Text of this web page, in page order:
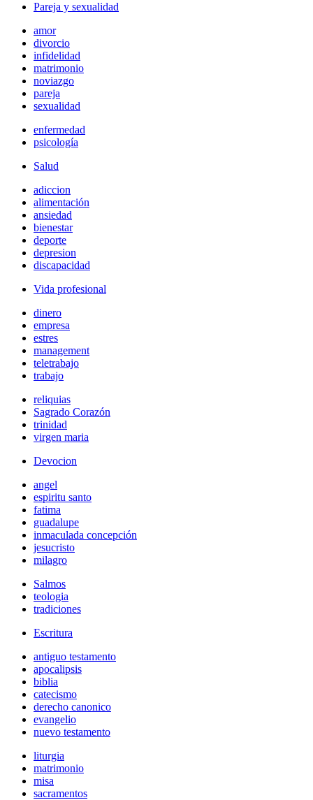
Pareja y sexualidad
amor
divorcio
infidelidad
matrimonio
noviazgo
pareja
sexualidad
enfermedad
psicología
Salud
adiccion
alimentación
ansiedad
bienestar
deporte
depresion
discapacidad
Vida profesional
dinero
empresa
estres
management
teletrabajo
trabajo
reliquias
Sagrado Corazón
trinidad
virgen maria
Devocion
angel
espiritu santo
fatima
guadalupe
inmaculada concepción
jesucristo
milagro
Salmos
teologia
tradiciones
Escritura
antiguo testamento
apocalipsis
biblia
catecismo
derecho canonico
evangelio
nuevo testamento
liturgia
matrimonio
misa
sacramentos